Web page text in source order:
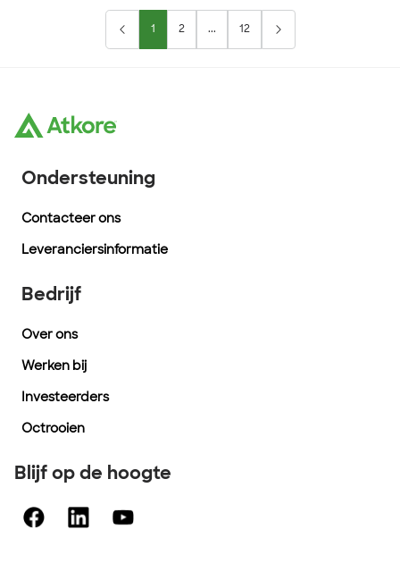
System, dat 100% herbruikbaar is dankzij de
flexibiliteit, aanpasbaarheid en veelzijdigheid.
1 2 ... 12
Ondersteuning
Contacteer ons
Leveranciersinformatie
Bedrijf
Over ons
Werken bij
Investeerders
Octrooien
Blijf op de hoogte